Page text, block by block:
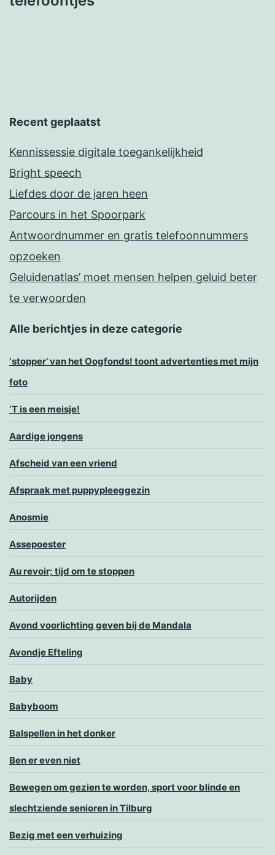
Recent geplaatst
Kennissessie digitale toegankelijkheid
Bright speech
Liefdes door de jaren heen
Parcours in het Spoorpark
Antwoordnummer en gratis telefoonnummers
opzoeken
Geluidenatlas’ moet mensen helpen geluid beter
te verwoorden
Alle berichtjes in deze categorie
‘stopper’ van het Oogfonds! toont advertenties met mijn
foto
‘T is een meisje!
Aardige jongens
Afscheid van een vriend
Afspraak met puppypleeggezin
Anosmie
Assepoester
Au revoir; tijd om te stoppen
Autorijden
Avond voorlichting geven bij de Mandala
Avondje Efteling
Baby
Babyboom
Balspellen in het donker
Ben er even niet
Bewegen om gezien te worden, sport voor blinde en
slechtziende senioren in Tilburg
Bezig met een verhuizing